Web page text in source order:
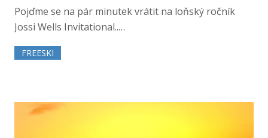
Pojďme se na pár minutek vrátit na loňský ročník
Jossi Wells Invitational..…
FREESKI